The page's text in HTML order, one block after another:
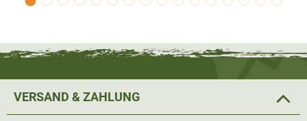
können sowohl kleinere als auch große Würste
VERSAND & ZAHLUNG